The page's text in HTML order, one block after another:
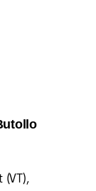
(VT),